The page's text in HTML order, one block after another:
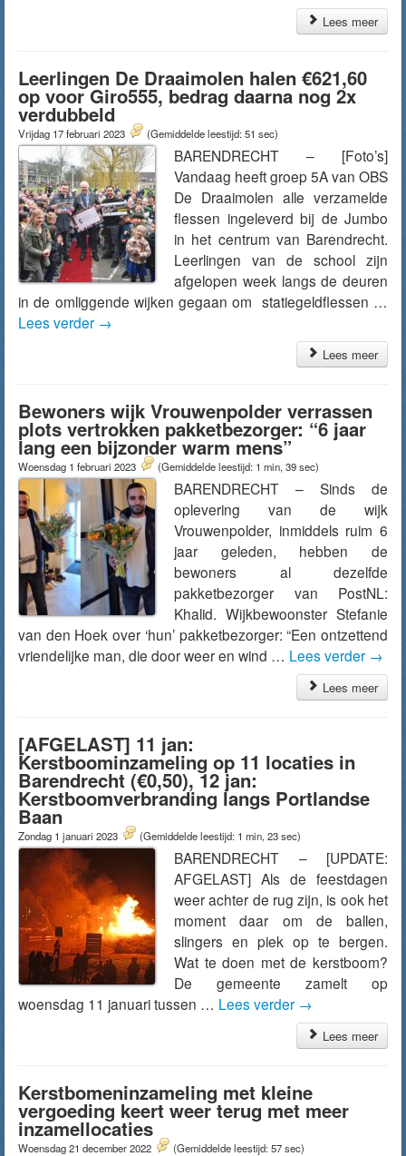
Lees meer
Leerlingen De Draaimolen halen €621,60
op voor Giro555, bedrag daarna nog 2x
verdubbeld
Vrijdag 17 februari 2023 (Gemiddelde leestijd: 51 sec)
BARENDRECHT – [Foto’s]
Vandaag heeft groep 5A van OBS
De Draaimolen alle verzamelde
flessen ingeleverd bij de Jumbo
in het centrum van Barendrecht.
Leerlingen van de school zijn
afgelopen week langs de deuren
in de omliggende wijken gegaan om statiegeldflessen …
Lees verder →
Lees meer
Bewoners wijk Vrouwenpolder verrassen
plots vertrokken pakketbezorger: “6 jaar
lang een bijzonder warm mens”
Woensdag 1 februari 2023 (Gemiddelde leestijd: 1 min, 39 sec)
BARENDRECHT – Sinds de
oplevering van de wijk
Vrouwenpolder, inmiddels ruim 6
jaar geleden, hebben de
bewoners al dezelfde
pakketbezorger van PostNL:
Khalid. Wijkbewoonster Stefanie
van den Hoek over ‘hun’ pakketbezorger: “Een ontzettend
vriendelijke man, die door weer en wind … Lees verder →
Lees meer
[AFGELAST] 11 jan:
Kerstboominzameling op 11 locaties in
Barendrecht (€0,50), 12 jan:
Kerstboomverbranding langs Portlandse
Baan
Zondag 1 januari 2023 (Gemiddelde leestijd: 1 min, 23 sec)
BARENDRECHT – [UPDATE:
AFGELAST] Als de feestdagen
weer achter de rug zijn, is ook het
moment daar om de ballen,
slingers en piek op te bergen.
Wat te doen met de kerstboom?
De gemeente zamelt op
woensdag 11 januari tussen … Lees verder →
Lees meer
Kerstbomeninzameling met kleine
vergoeding keert weer terug met meer
inzamellocaties
Woensdag 21 december 2022 (Gemiddelde leestijd: 57 sec)